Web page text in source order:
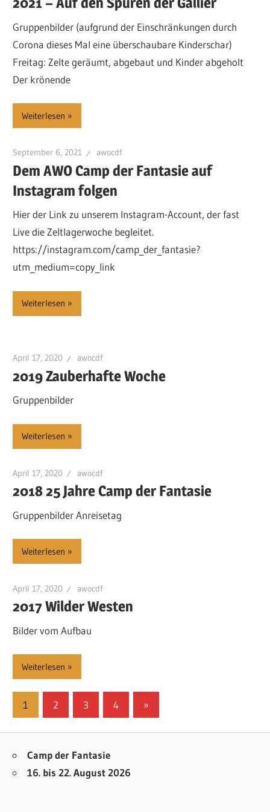
Gruppenbilder (aufgrund der Einschränkungen durch
Corona dieses Mal eine überschaubare Kinderschar)
Freitag: Zelte geräumt, abgebaut und Kinder abgeholt
Der krönende
Weiterlesen
September 6, 2021 awocdf
Dem AWO Camp der Fantasie auf
Instagram folgen
Hier der Link zu unserem Instagram-Account, der fast
Live die Zeltlagerwoche begleitet.
https://instagram.com/camp_der_fantasie?
utm_medium=copy_link
Weiterlesen
April 17, 2020 awocdf
2019 Zauberhafte Woche
Gruppenbilder
Weiterlesen
April 17, 2020 awocdf
2018 25 Jahre Camp der Fantasie
Gruppenbilder Anreisetag
Weiterlesen
April 17, 2020 awocdf
2017 Wilder Westen
Bilder vom Aufbau
Weiterlesen
Beitragsnavigation
1 2 3 4
Nächste
Beiträge
»
Camp der Fantasie
16. bis 22. August 2026